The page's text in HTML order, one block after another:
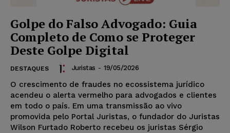
Golpe do Falso Advogado: Guia
Completo de Como se Proteger
Deste Golpe Digital
DESTAQUES Juristas - 19/05/2026
O crescimento de fraudes no ecossistema jurídico
acendeu o alerta vermelho para advogados e clientes
em todo o país. Em uma transmissão ao vivo
promovida pelo Portal Juristas, o fundador do Juristas
Wilson Furtado Roberto recebeu os juristas Sérgio